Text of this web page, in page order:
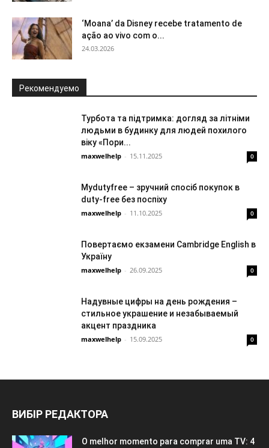
‘Moana’ da Disney recebe tratamento de
ação ao vivo com o...
24.03.2026
Рекомендуемо
Турбота та підтримка: догляд за літніми
людьми в будинку для людей похилого
віку «Пори...
maxwelhelp - 15.11.2025 0
Mydutyfree – зручний спосіб покупок в
duty-free без поспіху
maxwelhelp - 11.10.2025 0
Повертаємо екзамени Cambridge English в
Україну
maxwelhelp - 26.09.2025 0
Надувные цифры на день рождения –
стильное украшение и незабываемый
акцент праздника
maxwelhelp - 15.09.2025 0
ВИБІР РЕДАКТОРА
O melhor momento para comprar uma TV: 4